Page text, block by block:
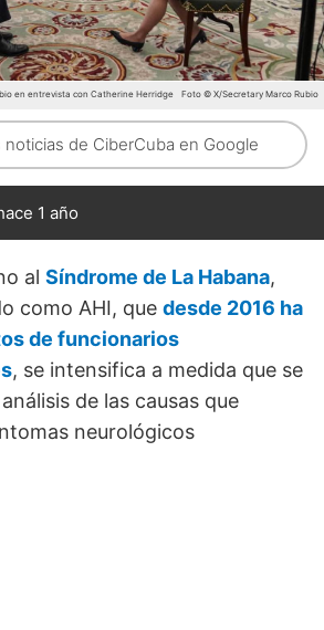
en entrevista con Catherine Herridge Foto © X/Secretary Marco Rubio
noticias de CiberCuba en Google
1 año
al Síndrome de La Habana,
como AHI, que desde 2016 ha
de funcionarios
, se intensifica a medida que se
de las causas que
neurológicos